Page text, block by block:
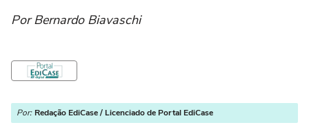
Por Bernardo Biavaschi
Por: Redação EdiCase / Licenciado de Portal EdiCase